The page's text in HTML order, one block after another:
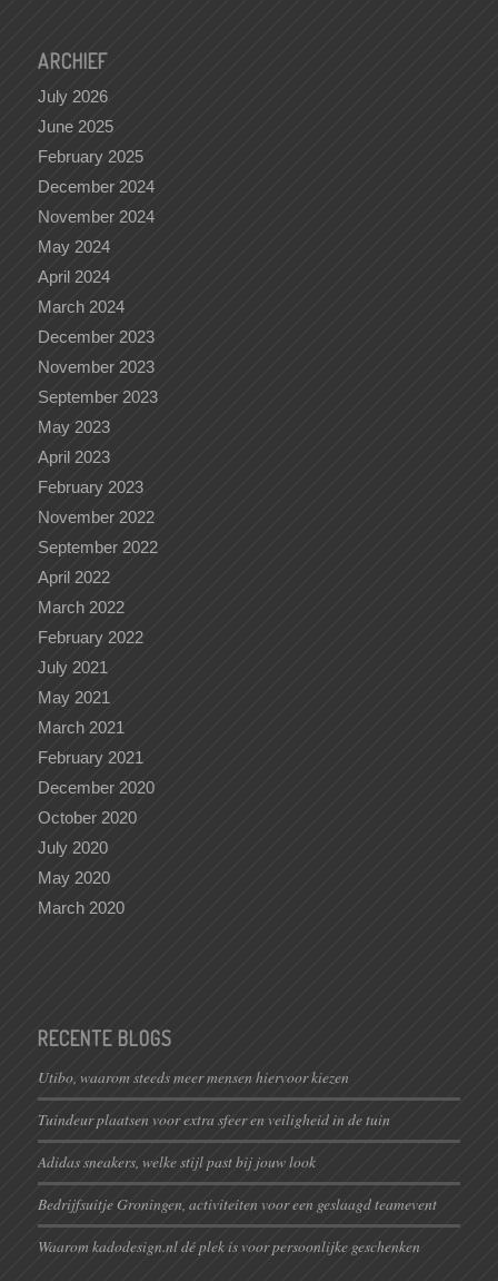
ARCHIEF
July 2026
June 2025
February 2025
December 2024
November 2024
May 2024
April 2024
March 2024
December 2023
November 2023
September 2023
May 2023
April 2023
February 2023
November 2022
September 2022
April 2022
March 2022
February 2022
July 2021
May 2021
March 2021
February 2021
December 2020
October 2020
July 2020
May 2020
March 2020
RECENTE BLOGS
Utibo, waarom steeds meer mensen hiervoor kiezen
Tuindeur plaatsen voor extra sfeer en veiligheid in de tuin
Adidas sneakers, welke stijl past bij jouw look
Bedrijfsuitje Groningen, activiteiten voor een geslaagd teamevent
Waarom kadodesign.nl dé plek is voor persoonlijke geschenken